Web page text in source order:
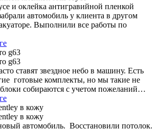
и оклейка антигравийной пленкой
автомобиль у клиента в другом
Выполнили все работы по
g63
g63
ставят звездное небо в машину. Есть
готовые комплекты, но мы такие не
собираются с учетом пожеланий…
в кожу
в кожу
автомобиль. Восстановили потолок.